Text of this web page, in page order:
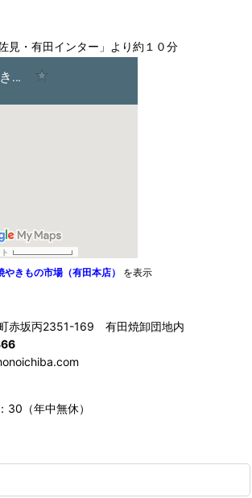
見・有田インター」より約１０分
やきもの市場（有田本店） を表示
赤坂丙2351-169 有田焼卸団地内
30（年中無休）